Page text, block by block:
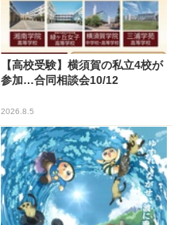
【高校受験】横須賀の私立4校が
参加…合同相談会10/12
2026.8.5